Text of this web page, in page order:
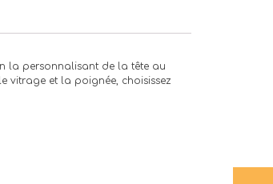
la personnalisant de la tête au
vitrage et la poignée, choisissez